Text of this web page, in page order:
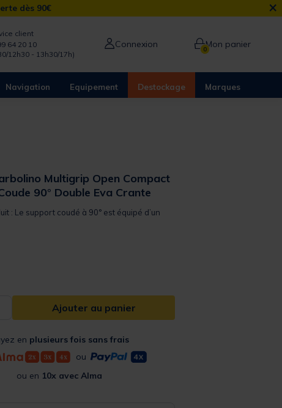
dès 90€ ×
client
64 20 10
12h30 - 13h30/17h)
Connexion 0Mon panier
Navigation Equipement Destockage Marques
Multigrip Open Compact
90° Double Eva Crante
: Le support coudé à 90° est équipé d’un
Ajouter au panier
en plusieurs fois sans frais
ou
ou en 10x avec Alma